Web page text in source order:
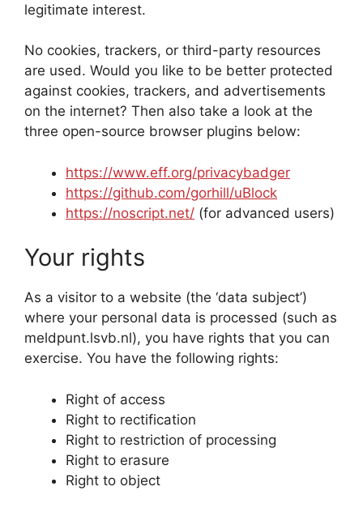
legitimate interest.
No cookies, trackers, or third-party resources
are used. Would you like to be better protected
against cookies, trackers, and advertisements
on the internet? Then also take a look at the
three open-source browser plugins below:
https://www.eff.org/privacybadger
https://github.com/gorhill/uBlock
https://noscript.net/ (for advanced users)
Your rights
As a visitor to a website (the ‘data subject’)
where your personal data is processed (such as
meldpunt.lsvb.nl), you have rights that you can
exercise. You have the following rights:
Right of access
Right to rectification
Right to restriction of processing
Right to erasure
Right to object